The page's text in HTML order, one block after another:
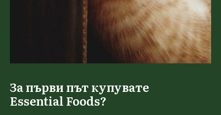
За първи път купувате
Essential Foods?